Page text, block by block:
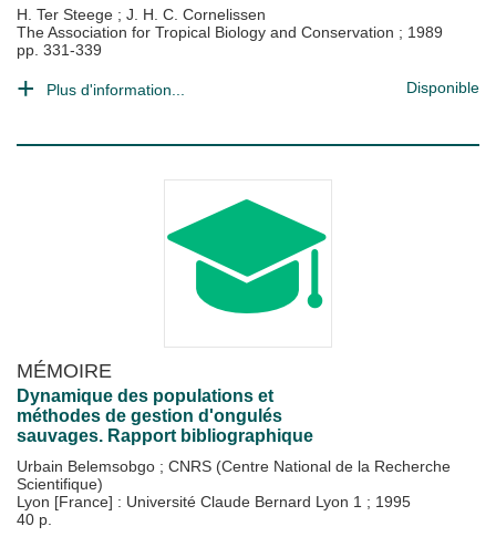
H. Ter Steege ; J. H. C. Cornelissen
The Association for Tropical Biology and Conservation ; 1989
pp. 331-339
Plus d'information... Disponible
MÉMOIRE
Dynamique des populations et
méthodes de gestion d'ongulés
sauvages. Rapport bibliographique
Urbain Belemsobgo ; CNRS (Centre National de la Recherche
Scientifique)
Lyon [France] : Université Claude Bernard Lyon 1 ; 1995
40 p.